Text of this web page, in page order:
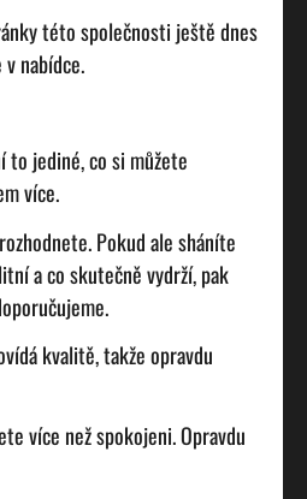
této společnosti ještě dnes
nabídce.
to jediné, co si můžete
více.
Pokud ale sháníte
a co skutečně vydrží, pak
kvalitě, takže opravdu
více než spokojeni. Opravdu